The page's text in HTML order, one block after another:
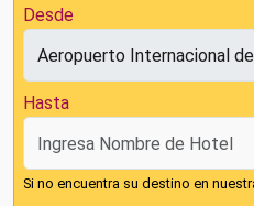
Desde
Hasta
Si no encuentra su destino en